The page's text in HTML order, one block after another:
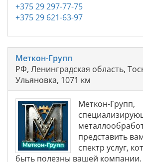
+375 29 297-77-75
+375 29 621-63-97
Меткон-Групп
РФ, Ленинградская область,
Ульяновка, 1071 км
Меткон-Групп,
представить
спектр услуг,
быть полезны вашей компании.